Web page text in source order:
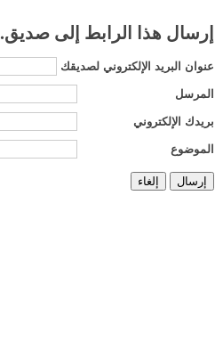
إرسال هذا الرابط إلى صديق.
عنوان البريد الإلكتروني لصديقك
المرسل
بريدك الإلكتروني
الموضوع
إرسال إلغاء